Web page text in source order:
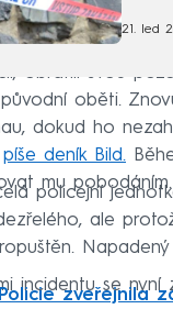
21. led
obrátili svou
oběti.
dokud ho
píše deník Bild.
mu pobodáním.
policejní
ale
incidentu se nyní
Policie zveřejnila